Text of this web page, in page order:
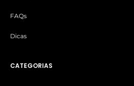
FAQs
Dicas
CATEGORIAS